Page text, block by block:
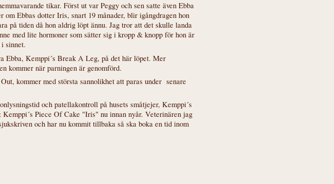
tikar. Först ut var Peggy och sen satte även Ebba
om Ebbas dotter Iris, snart 19 månader, blir igångdragen hon
på tiden då hon aldrig löpt ännu. Jag tror att det skulle landa
med lite hormoner som sätter sig i kropp & knopp för hon är
sinnet.
Ebba, Kemppi´s Break A Leg, på det här löpet. Mer
kommer när parningen är genomförd.
kommer med största sannolikhet att paras under senare
och patellakontroll på husets småtjejer, Kemppi´s
Piece Of Cake "Iris" nu innan nyår. Veterinären jag
och har nu kommit tillbaka så ska boka en tid inom